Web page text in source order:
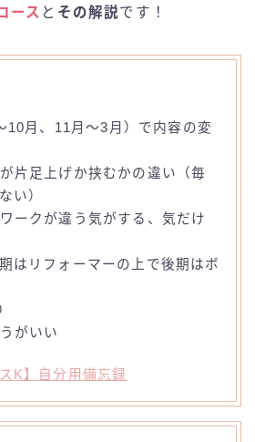
ース と その解説です！
10月、11月～3月）で内容の変
片足上げか挟むかの違い（毎
い）
ークが違う気がする、気だけ
はリフォーマーの上で後期はボ
がいい
K】自分用備忘録